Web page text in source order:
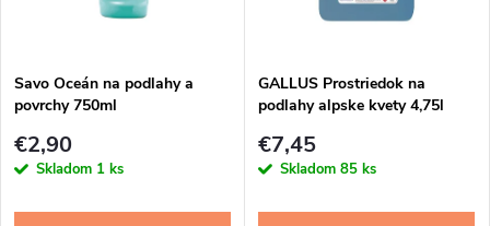
Savo Oceán na podlahy a
povrchy 750ml
€2,90
Skladom 1 ks
GALLUS Prostriedok na
podlahy alpske kvety 4,75l
€7,45
Skladom 85 ks